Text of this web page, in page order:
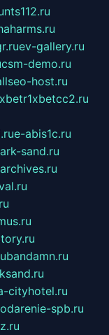
ev-gallery.ru
csm-demo.ru
host.ru
e-abis1c.ru
sand.ru
bandamn.ru
cityhotel.ru
spb.ru